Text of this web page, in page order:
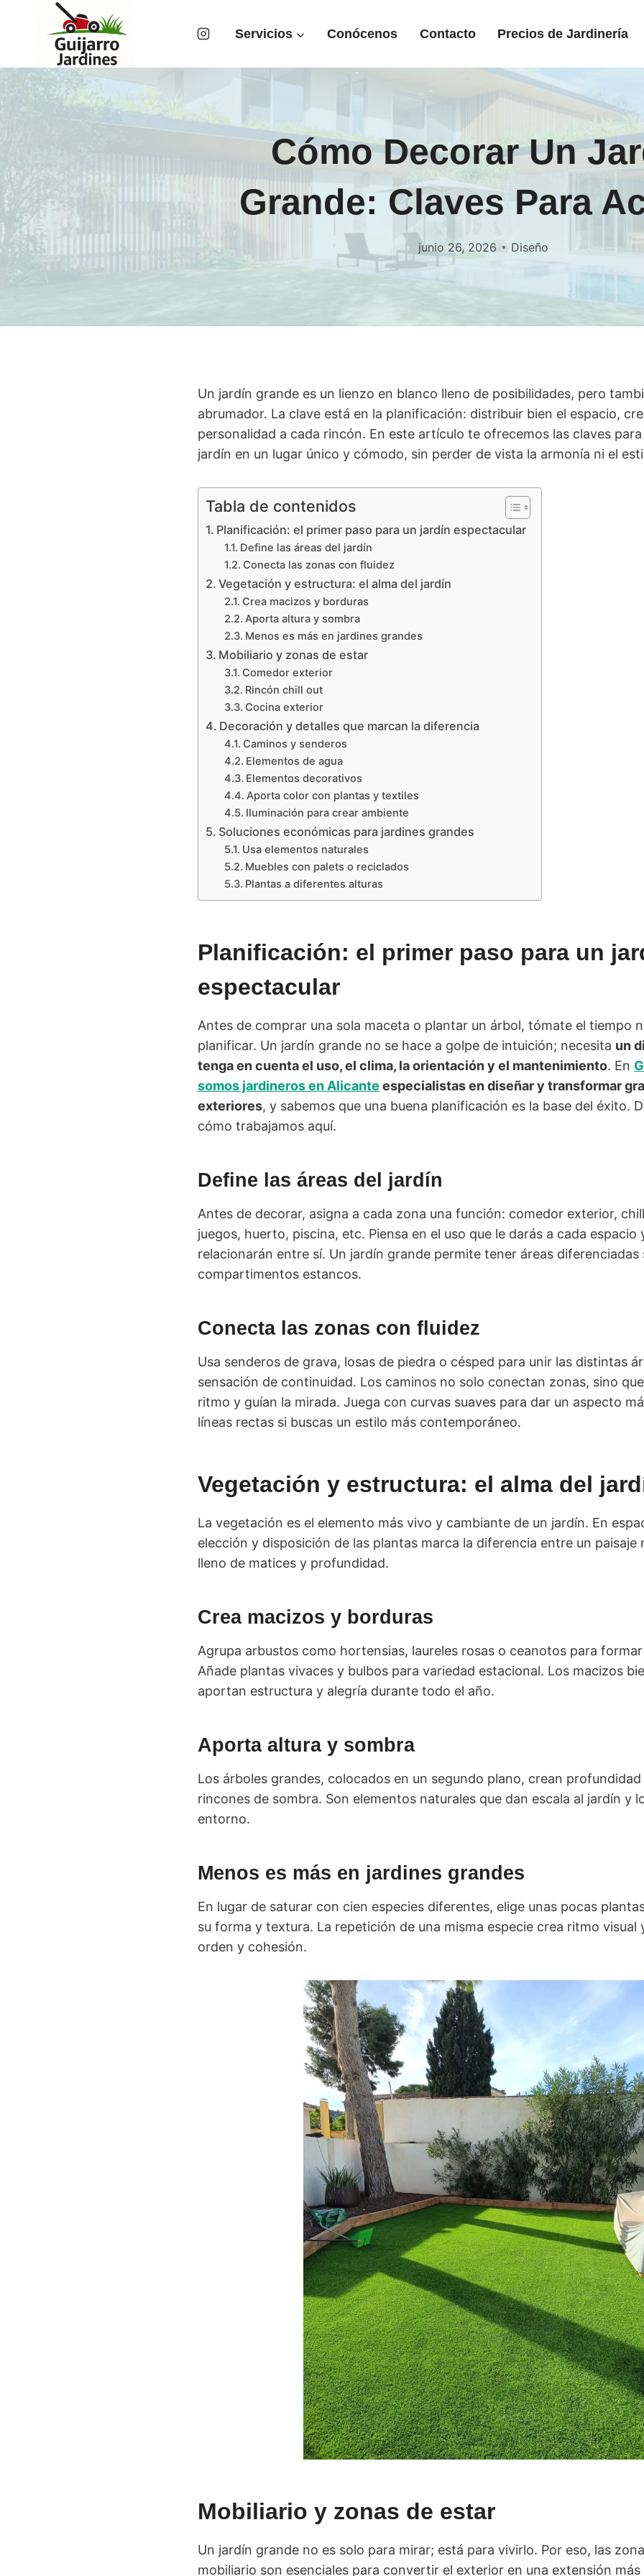
contenido
Servicios Conócenos Contacto Precios de Jardinería
Cómo Decorar Un
Grande: Claves Para
junio 26, 2026 Diseño
Un jardín grande es un lienzo en blanco lleno de posibilidades, pero
abrumador. La clave está en la planificación: distribuir bien el espacio,
personalidad a cada rincón. En este artículo te ofrecemos las claves
jardín en un lugar único y cómodo, sin perder de vista la armonía ni el
Tabla de contenidos
Planificación: el primer paso para un jardín espectacular
Define las áreas del jardín
Conecta las zonas con fluidez
Vegetación y estructura: el alma del jardín
Crea macizos y borduras
Aporta altura y sombra
Menos es más en jardines grandes
Mobiliario y zonas de estar
Comedor exterior
Rincón chill out
Cocina exterior
Decoración y detalles que marcan la diferencia
Caminos y senderos
Elementos de agua
Elementos decorativos
Aporta color con plantas y textiles
Iluminación para crear ambiente
Soluciones económicas para jardines grandes
Usa elementos naturales
Muebles con palets o reciclados
Plantas a diferentes alturas
Planificación: el primer paso para un
espectacular
Antes de comprar una sola maceta o plantar un árbol, tómate el tiempo
planificar. Un jardín grande no se hace a golpe de intuición; necesita un
tenga en cuenta el uso, el clima, la orientación y el mantenimiento. En
somos jardineros en Alicante especialistas en diseñar y transformar
exteriores, y sabemos que una buena planificación es la base del éxito.
cómo trabajamos aquí.
Define las áreas del jardín
Antes de decorar, asigna a cada zona una función: comedor exterior,
juegos, huerto, piscina, etc. Piensa en el uso que le darás a cada espacio
relacionarán entre sí. Un jardín grande permite tener áreas diferenciadas
compartimentos estancos.
Conecta las zonas con fluidez
Usa senderos de grava, losas de piedra o césped para unir las distintas
sensación de continuidad. Los caminos no solo conectan zonas, sino
ritmo y guían la mirada. Juega con curvas suaves para dar un aspecto
líneas rectas si buscas un estilo más contemporáneo.
Vegetación y estructura: el alma del
La vegetación es el elemento más vivo y cambiante de un jardín. En
elección y disposición de las plantas marca la diferencia entre un
lleno de matices y profundidad.
Crea macizos y borduras
Agrupa arbustos como hortensias, laureles rosas o ceanotos para
Añade plantas vivaces y bulbos para variedad estacional. Los macizos
aportan estructura y alegría durante todo el año.
Aporta altura y sombra
Los árboles grandes, colocados en un segundo plano, crean
rincones de sombra. Son elementos naturales que dan escala al jardín y
entorno.
Menos es más en jardines grandes
En lugar de saturar con cien especies diferentes, elige unas pocas
su forma y textura. La repetición de una misma especie crea ritmo visual
orden y cohesión.
Mobiliario y zonas de estar
Un jardín grande no es solo para mirar; está para vivirlo. Por eso, las
mobiliario son esenciales para convertir el exterior en una extensión más